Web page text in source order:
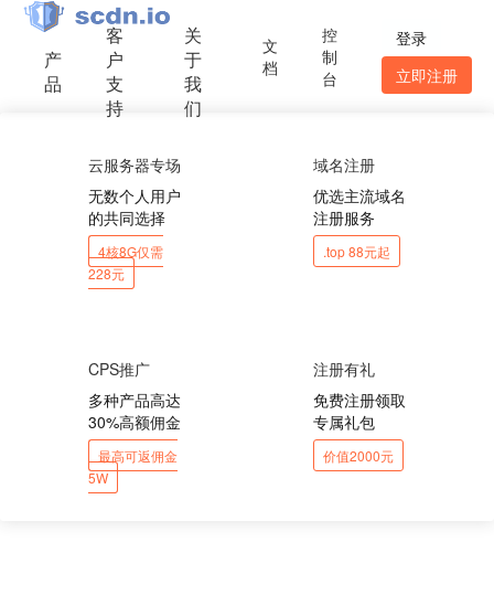
产
品
客
户
支
持
关
于
我
们
文
档
控
制
台
登录
立即注册
云服务器专场
无数个人用户
的共同选择
4核8G仅需
228元
域名注册
优选主流域名
注册服务
.top 88元起
CPS推广
多种产品高达
30%高额佣金
最高可返佣金
5W
注册有礼
免费注册领取
专属礼包
价值2000元